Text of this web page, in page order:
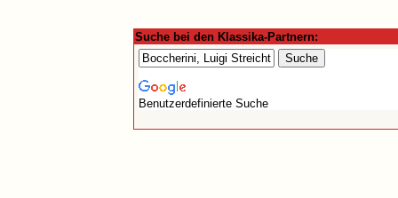
Suche bei den Klassika-Partnern:
Benutzerdefinierte Suche